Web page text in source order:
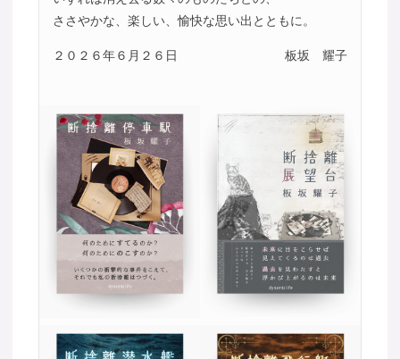
ささやかな、楽しい、愉快な思い出とともに。
２０２６年６月２６日 板坂 耀子